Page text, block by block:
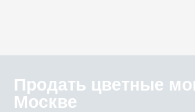
Продать цветные
Москве